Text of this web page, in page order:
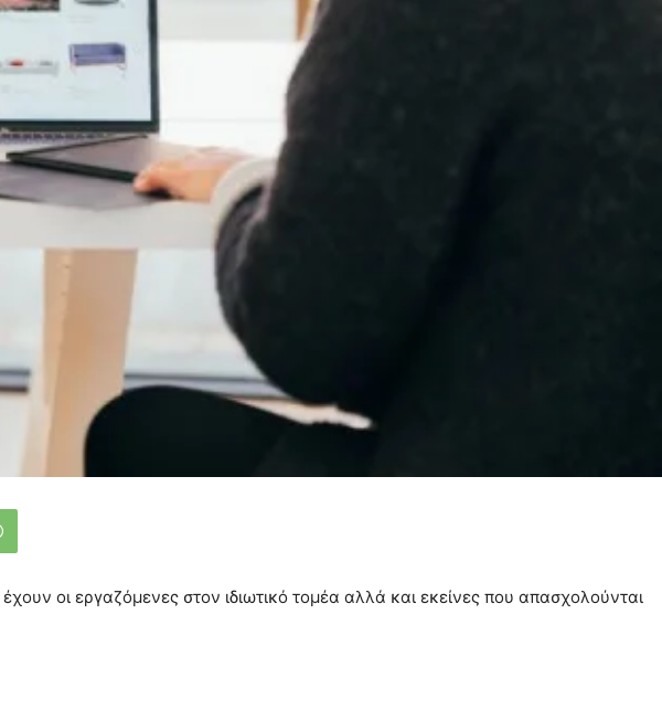
έχουν οι εργαζόμενες στον ιδιωτικό τομέα αλλά και εκείνες που απασχολούνται